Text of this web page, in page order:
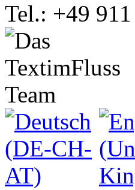
Tel.: +49